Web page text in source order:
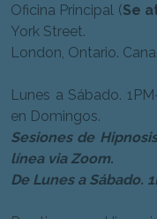
Oficina Principal (Se
York Street.
London, Ontario.
Lunes a Sábado.
en Domingos.
Sesiones de
línea via Zoom.
De Lunes a Sábado.